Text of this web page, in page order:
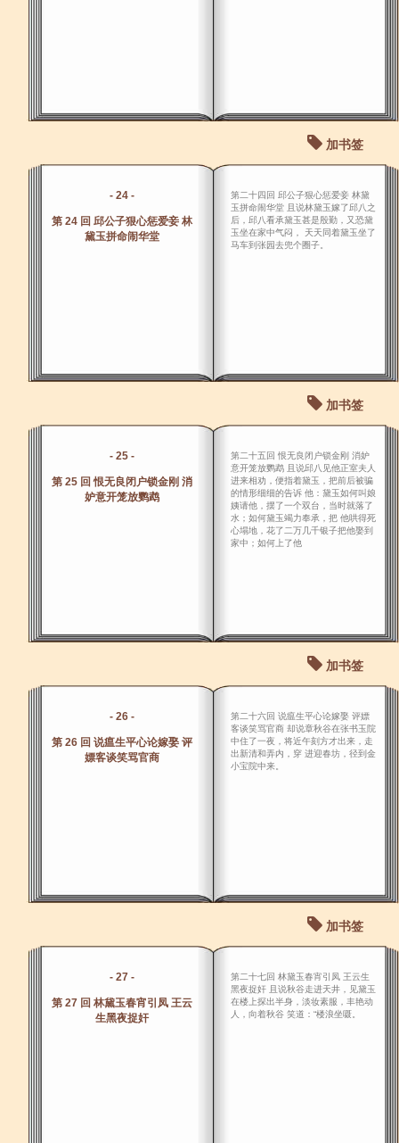
加书签
- 24 -
第 24 回 邱公子狠心惩爱妾 林
黛玉拼命闹华堂
第二十四回 邱公子狠心惩爱妾 林黛
玉拼命闹华堂 且说林黛玉嫁了邱八之
后，邱八看承黛玉甚是殷勤，又恐黛
玉坐在家中气闷， 天天同着黛玉坐了
马车到张园去兜个圈子。
加书签
- 25 -
第 25 回 恨无良闭户锁金刚 消
妒意开笼放鹦鹉
第二十五回 恨无良闭户锁金刚 消妒
意开笼放鹦鹉 且说邱八见他正室夫人
进来相劝，便指着黛玉，把前后被骗
的情形细细的告诉 他：黛玉如何叫娘
姨请他，摆了一个双台，当时就落了
水；如何黛玉竭力奉承，把 他哄得死
心塌地，花了二万几千银子把他娶到
家中；如何上了他
加书签
- 26 -
第 26 回 说瘟生平心论嫁娶 评
嫖客谈笑骂官商
第二十六回 说瘟生平心论嫁娶 评嫖
客谈笑骂官商 却说章秋谷在张书玉院
中住了一夜，将近午刻方才出来，走
出新清和弄内，穿 进迎春坊，径到金
小宝院中来。
加书签
- 27 -
第 27 回 林黛玉春宵引凤 王云
生黑夜捉奸
第二十七回 林黛玉春宵引凤 王云生
黑夜捉奸 且说秋谷走进天井，见黛玉
在楼上探出半身，淡妆素服，丰艳动
人，向着秋谷 笑道：“楼浪坐嗫。